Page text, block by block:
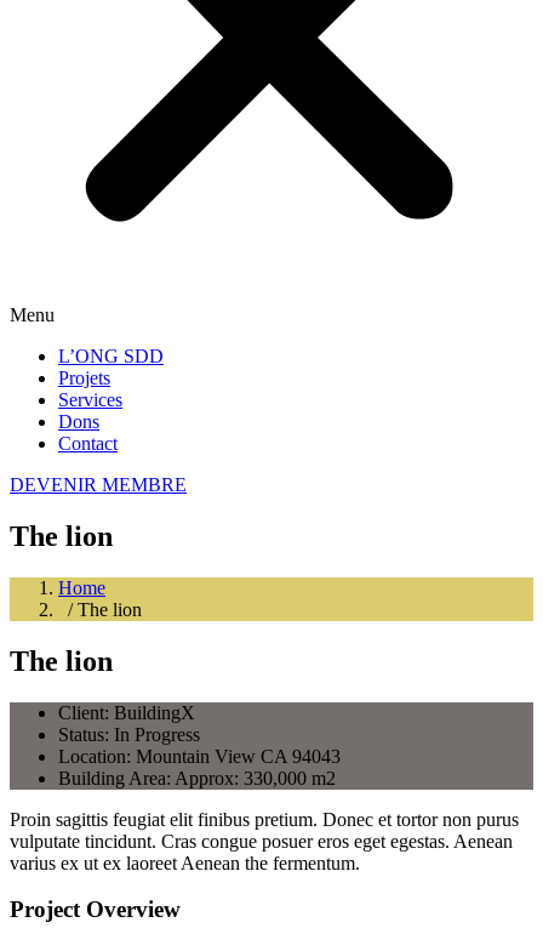
Menu
L’ONG SDD
Projets
Services
Dons
Contact
DEVENIR MEMBRE
The lion
Home
/ The lion
The lion
Client: BuildingX
Status: In Progress
Location: Mountain View CA 94043
Building Area: Approx: 330,000 m2
Proin sagittis feugiat elit finibus pretium. Donec et tortor non purus
vulputate tincidunt. Cras congue posuer eros eget egestas. Aenean
varius ex ut ex laoreet Aenean the fermentum.
Project Overview